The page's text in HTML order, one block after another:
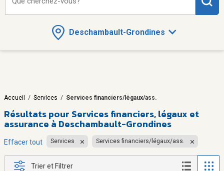
Deschambault-Grondines
Accueil / Services / Services financiers/légaux/ass.
Résultats pour Services financiers, légaux et
assurance à Deschambault-Grondines
Effacer tout Services Services financiers/légaux/ass.
Trier et Filtrer